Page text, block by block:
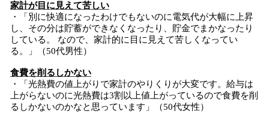
家計が目に見えて苦しい
・「別に快適になったわけでもないのに電気代が大幅に上昇
し、その分は貯蓄ができなくなったり、貯金でまかなったり
している。 なので、家計的に目に見えて苦しくなってい
る。」（50代男性）
食費を削るしかない
・「光熱費の値上がりで家計のやりくりが大変です。給与は
上がらないのに光熱費は3割以上値上がっているので食費を削
るしかないのかなと思っています」（50代女性）